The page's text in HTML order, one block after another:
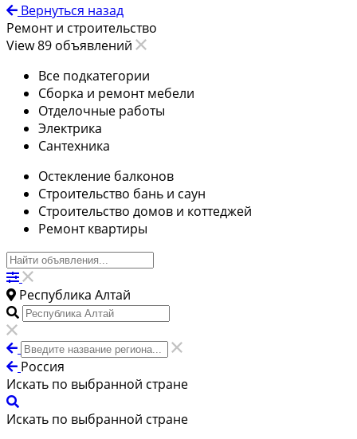
Вернуться назад
Ремонт и строительство
View 89 объявлений
Все подкатегории
Сборка и ремонт мебели
Отделочные работы
Электрика
Сантехника
Остекление балконов
Строительство бань и саун
Строительство домов и коттеджей
Ремонт квартиры
Республика Алтай
Россия
Искать по выбранной стране
Искать по выбранной стране